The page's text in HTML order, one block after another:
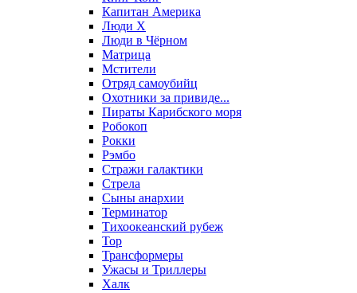
Капитан Америка
Люди X
Люди в Чёрном
Матрица
Мстители
Отряд самоубийц
Охотники за привиде...
Пираты Карибского моря
Робокоп
Рокки
Рэмбо
Стражи галактики
Стрела
Сыны анархии
Терминатор
Тихоокеанский рубеж
Тор
Трансформеры
Ужасы и Триллеры
Халк